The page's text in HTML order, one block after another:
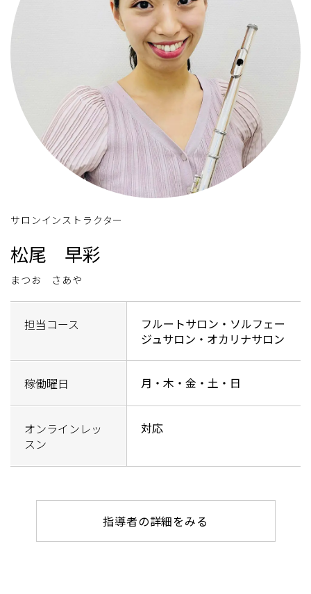
サロンインストラクター
松尾 早彩
まつお さあや
担当コース
フルートサロン・ソルフェー
ジュサロン・オカリナサロン
稼働曜日 月・木・金・土・日
オンラインレッ
スン
対応
指導者の詳細をみる